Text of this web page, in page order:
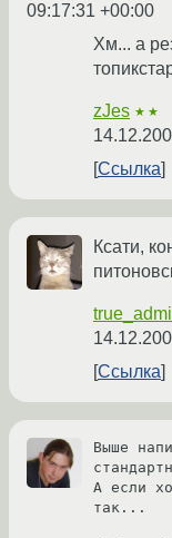
09:17:31 +00:00
Хм... а
zJes ★★
Ссылка
Ксати,
Ссылка
Выше
А если
так...